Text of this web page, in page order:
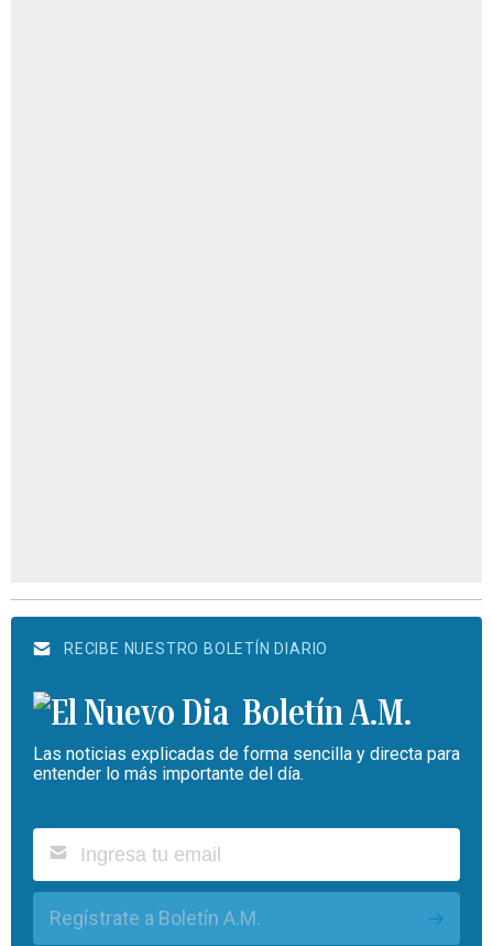
RECIBE NUESTRO BOLETÍN DIARIO
Boletín A.M.
Las noticias explicadas de forma sencilla y directa para
entender lo más importante del día.
Regístrate a Boletín A.M.